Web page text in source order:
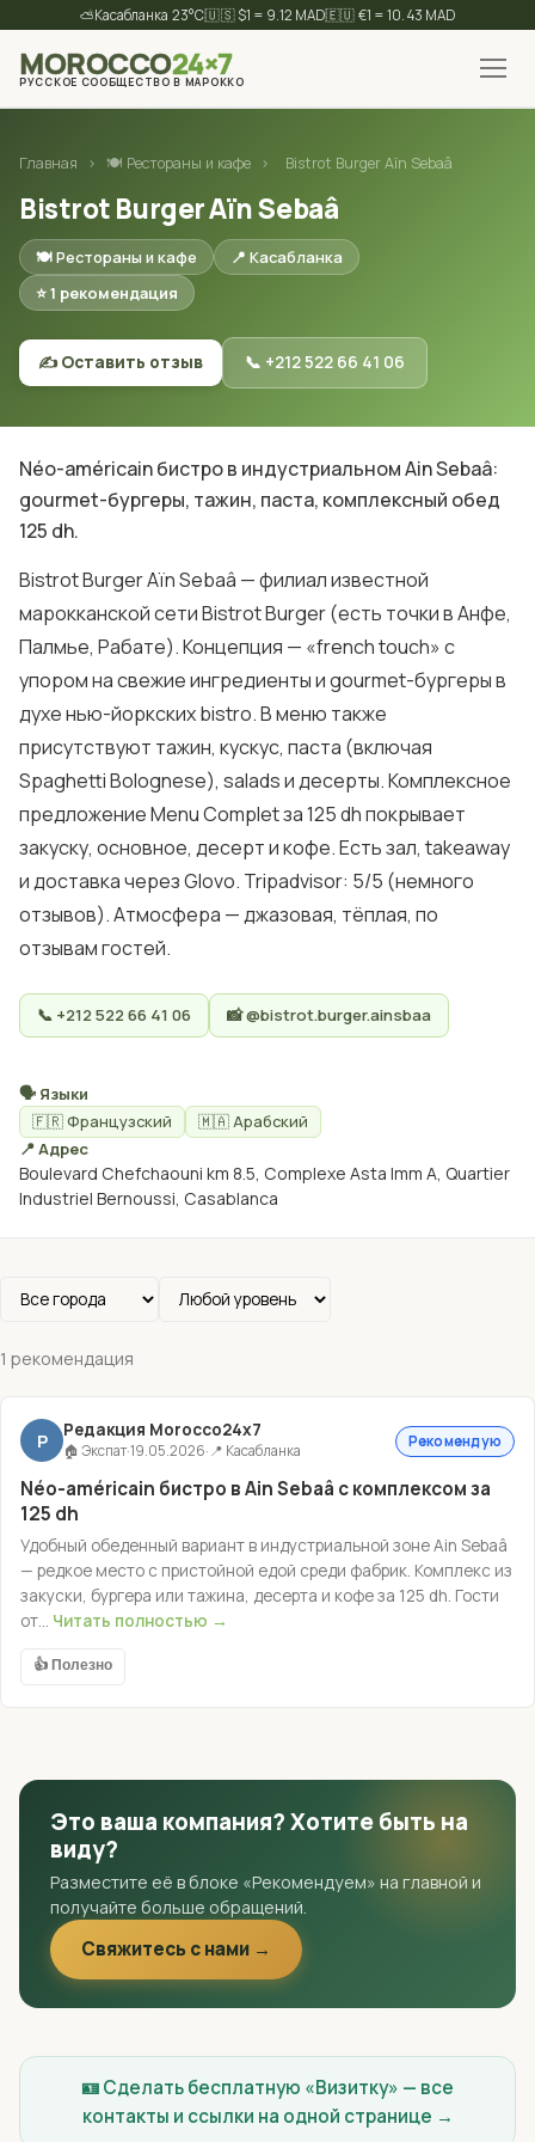
⛅ 23°C🇺🇸 $1 = 9.12 MAD🇪🇺 €1 = 10.43 MAD
MOROCCO24×7
РУССКОЕ СООБЩЕСТВО В МАРОККО
Главная › 🍽 Рестораны и кафе › Bistrot Burger Aïn Sebaâ
Bistrot Burger Aïn Sebaâ
🍽 Рестораны и кафе
📍 Касабланка
⭐ 1 рекомендация
✍️ Оставить отзыв 📞 +212 522 66 41 06
Néo-américain бистро в индустриальном Аin Sebaâ:
gourmet-бургеры, тажин, паста, комплексный обед
125 dh.
Bistrot Burger Aïn Sebaâ — филиал известной
марокканской сети Bistrot Burger (есть точки в Анфе,
Палмье, Рабате). Концепция — «french touch» с
упором на свежие ингредиенты и gourmet-бургеры в
духе нью-йоркских bistro. В меню также
присутствуют тажин, кускус, паста (включая
Spaghetti Bolognese), salads и десерты. Комплексное
предложение Menu Complet за 125 dh покрывает
закуску, основное, десерт и кофе. Есть зал, takeaway
и доставка через Glovo. Tripadvisor: 5/5 (немного
отзывов). Атмосфера — джазовая, тёплая, по
отзывам гостей.
📞 +212 522 66 41 06 📸 @bistrot.burger.ainsbaa
🗣 Языки
🇫🇷 Французский
🇲🇦 Арабский
📍 Адрес
Boulevard Chefchaouni km 8.5, Complexe Asta Imm A, Quartier
Industriel Bernoussi, Casablanca
1 рекомендация
Р Редакция Morocco24x7
🏠 Экспат·19.05.2026·📍 Касабланка Рекомендую
Néo-américain бистро в Аin Sebaâ с комплексом за
125 dh
Удобный обеденный вариант в индустриальной зоне Аin Sebaâ
— редкое место с пристойной едой среди фабрик. Комплекс из
закуски, бургера или тажина, десерта и кофе за 125 dh. Гости
от... Читать полностью →
👍 Полезно
Это ваша компания? Хотите быть на
виду?
Разместите её в блоке «Рекомендуем» на главной и
получайте больше обращений.
Свяжитесь с нами →
🪪 Сделать бесплатную «Визитку» — все
контакты и ссылки на одной странице →